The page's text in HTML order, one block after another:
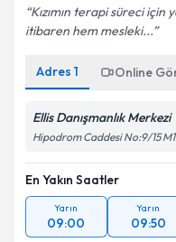
Kızımın terapi süreci için
itibaren hem mesleki...
Adres 1 Online
Ellis Danışmanlık Merkezi
Hipodrom Caddesi No:9/15
En Yakın Saatler
Yarın
09:00
Yarın
09:50